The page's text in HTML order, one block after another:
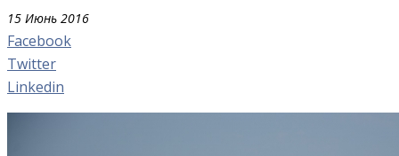
15 Июнь 2016
Facebook
Twitter
Linkedin